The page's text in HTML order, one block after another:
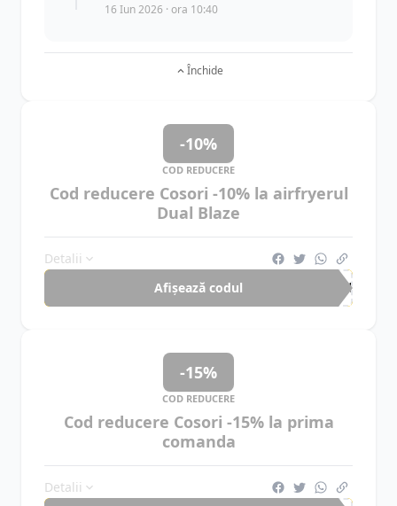
16 Iun 2026 · ora 10:40
Închide
-10%
COD REDUCERE
Cod reducere Cosori -10% la airfryerul
Dual Blaze
Detalii
Afișează codul
CAM
-15%
COD REDUCERE
Cod reducere Cosori -15% la prima
comanda
Detalii